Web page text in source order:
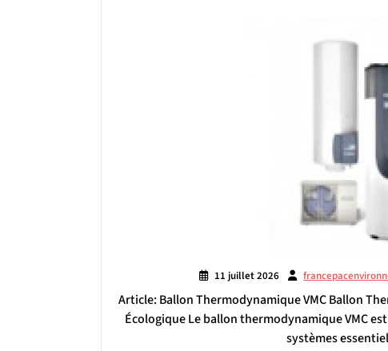
11 juillet 2026
Article: Ballon Thermodynamique VMC Ballon
Écologique Le ballon thermodynamique VMC
systèmes